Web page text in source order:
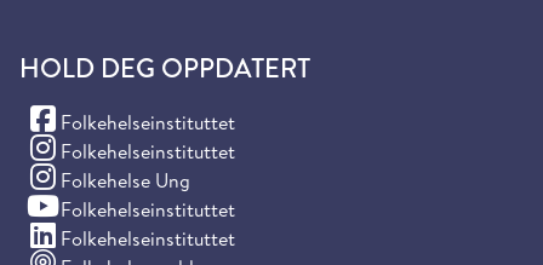
HOLD DEG OPPDATERT
Folkehelseinstituttet
(Facebook)
Folkehelseinstituttet
(Instagram)
Folkehelse Ung
(Instagram)
Folkehelseinstituttet
(YouTube)
Folkehelseinstituttet
(LinkedIn)